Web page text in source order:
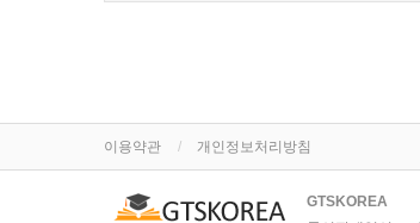
이용약관 개인정보처리방침
GTSKOREA